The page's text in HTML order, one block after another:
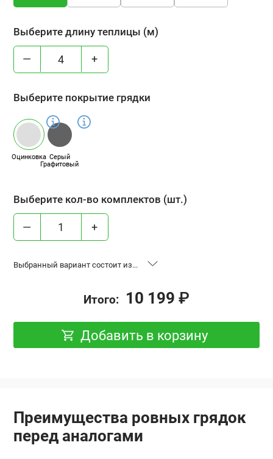
Выберите длину теплицы (м)
— +
Выберите покрытие грядки
Оцинковка Серый
Графитовый
Выберите кол-во комплектов (шт.)
— +
Выбранный вариант состоит из...
база 0.6x2 м, Оцинковка
«Ровные грядки», высота 17 см,
база 0.6x3 м, Оцинковка
1 шт.
Итого: 10 199 ₽
Добавить в корзину
Преимущества ровных грядок
перед аналогами